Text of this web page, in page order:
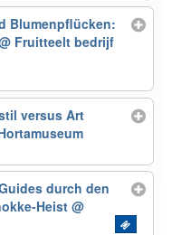
Blumenpflücken:
Fruitteelt bedrijf
versus Art
durch den
Heist@